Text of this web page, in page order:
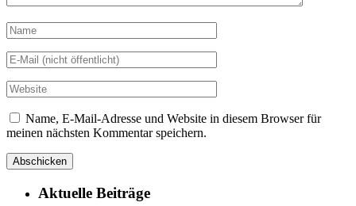
Name, E-Mail-Adresse und Website in diesem Browser für
meinen nächsten Kommentar speichern.
Aktuelle Beiträge